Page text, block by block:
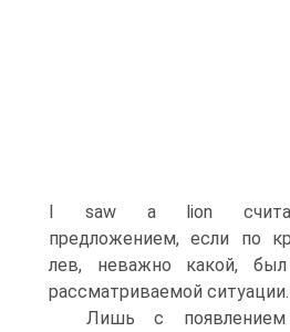
I saw a lion
предложением, если по
лев, неважно какой,
рассматриваемой си­туации.
Лишь с появлением